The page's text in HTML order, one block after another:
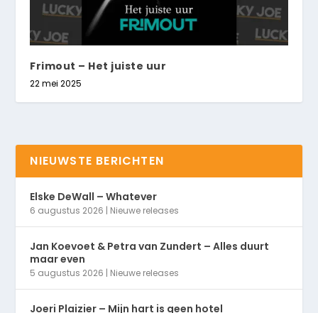
Frimout – Het juiste uur
22 mei 2025
NIEUWSTE BERICHTEN
Elske DeWall – Whatever
6 augustus 2026 | Nieuwe releases
Jan Koevoet & Petra van Zundert – Alles duurt
maar even
5 augustus 2026 | Nieuwe releases
Joeri Plaizier – Mijn hart is geen hotel